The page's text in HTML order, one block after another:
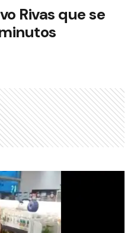
Rivas que se